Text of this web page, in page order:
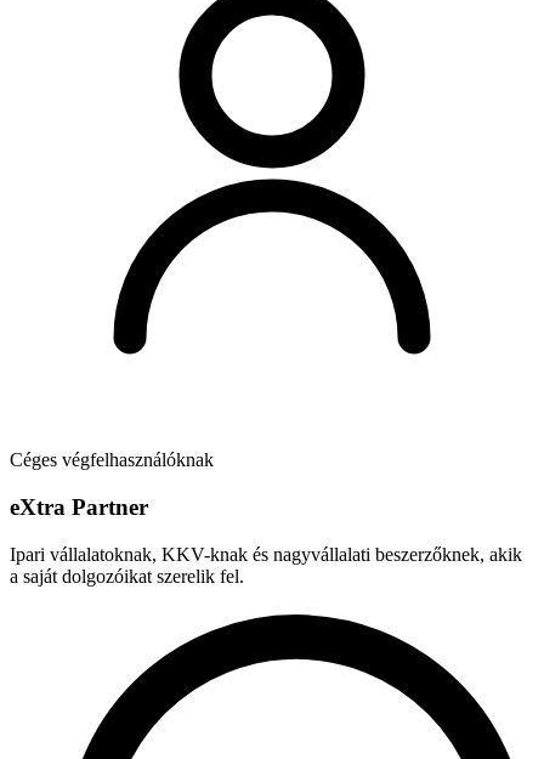
Céges végfelhasználóknak
eXtra Partner
Ipari vállalatoknak, KKV-knak és nagyvállalati beszerzőknek, akik
a saját dolgozóikat szerelik fel.